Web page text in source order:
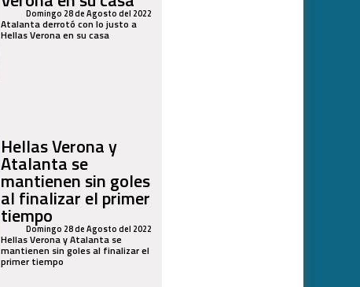
Domingo 28 de Agosto del 2022
Atalanta derrotó con lo justo a
Hellas Verona en su casa
Hellas Verona y
Atalanta se
mantienen sin goles
al finalizar el primer
tiempoDomingo 28 de Agosto del 2022
Hellas Verona y Atalanta se
mantienen sin goles al finalizar el
primer tiempo